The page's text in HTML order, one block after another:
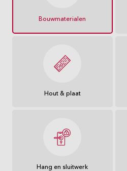
Bouwmaterialen
Hout & plaat
Hang en sluitwerk